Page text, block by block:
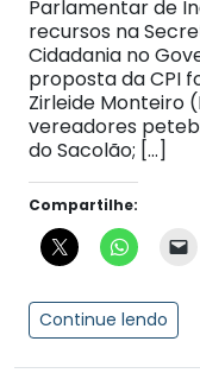
Parlamentar de
recursos na
Cidadania no
proposta da CPI
Zirleide Monteiro
vereadores
do Sacolão; […]
Compartilhe:
Continue lendo